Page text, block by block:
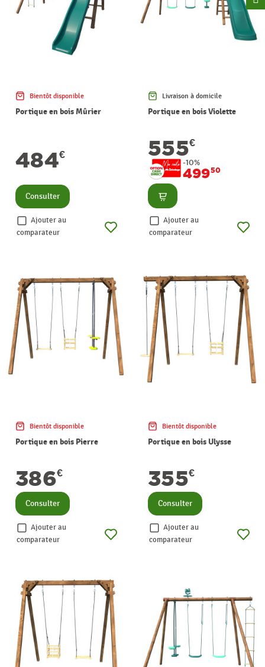
Bientôt disponible
Portique en bois Mûrier
484€
Consulter
Ajouter au
comparateur
Livraison à domicile
Portique en bois Violette
555€
-10%
49950
Consulter
Ajouter au
comparateur
Bientôt disponible
Portique en bois Pierre
386€
Consulter
Ajouter au
comparateur
Bientôt disponible
Portique en bois Ulysse
355€
Consulter
Ajouter au
comparateur